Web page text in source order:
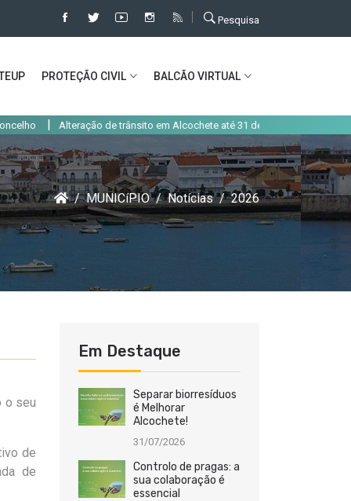
Pesquisa
PROTEÇÃO CIVIL BALCÃO VIRTUAL
Alteração de trânsito em Alcochete até 31 de agosto |
MUNICíPIO Notícias 2026
o seu
de
de
Em Destaque
Separar biorresíduos
é Melhorar
Alcochete!
31/07/2026
Controlo de pragas: a
sua colaboração é
essencial